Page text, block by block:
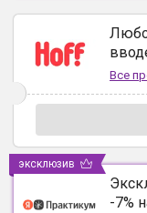
Все
-7%
эксклюзив